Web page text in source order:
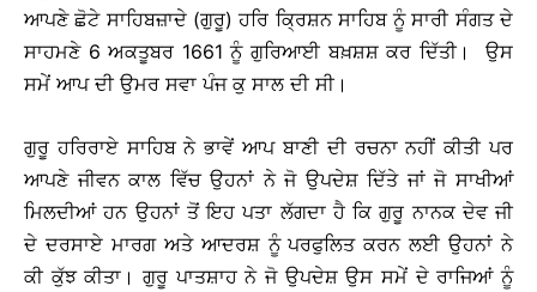
ਆਪਣੇ ਛੋਟੇ ਸਾਹਿਬਜ਼ਾਦੇ (ਗੁਰੂ) ਹਰਿ ਕ੍ਰਿਸ਼ਨ ਸਾਹਿਬ ਨੂੰ ਸਾਰੀ ਸੰਗਤ ਦੇ
ਸਾਹਮਣੇ 6 ਅਕਤੂਬਰ 1661 ਨੂੰ ਗੁਰਿਆਈ ਬਖ਼ਸ਼ਸ਼ ਕਰ ਦਿੱਤੀ। ਉਸ
ਸਮੇਂ ਆਪ ਦੀ ਉਮਰ ਸਵਾ ਪੰਜ ਕੁ ਸਾਲ ਦੀ ਸੀ।
ਗੁਰੂ ਹਰਿਰਾਏ ਸਾਹਿਬ ਨੇ ਭਾਵੇਂ ਆਪ ਬਾਣੀ ਦੀ ਰਚਨਾ ਨਹੀਂ ਕੀਤੀ ਪਰ
ਆਪਣੇ ਜੀਵਨ ਕਾਲ ਵਿੱਚ ਉਹਨਾਂ ਨੇ ਜੋ ਉਪਦੇਸ਼ ਦਿੱਤੇ ਜਾਂ ਜੋ ਸਾਖੀਆਂ
ਮਿਲਦੀਆਂ ਹਨ ਉਹਨਾਂ ਤੋਂ ਇਹ ਪਤਾ ਲੱਗਦਾ ਹੈ ਕਿ ਗੁਰੂ ਨਾਨਕ ਦੇਵ ਜੀ
ਦੇ ਦਰਸਾਏ ਮਾਰਗ ਅਤੇ ਆਦਰਸ਼ ਨੂੰ ਪਰਫੁਲਿਤ ਕਰਨ ਲਈ ਉਹਨਾਂ ਨੇ
ਕੀ ਕੁੱਝ ਕੀਤਾ। ਗੁਰੂ ਪਾਤਸ਼ਾਹ ਨੇ ਜੋ ਉਪਦੇਸ਼ ਉਸ ਸਮੇਂ ਦੇ ਰਾਜਿਆਂ ਨੂੰ